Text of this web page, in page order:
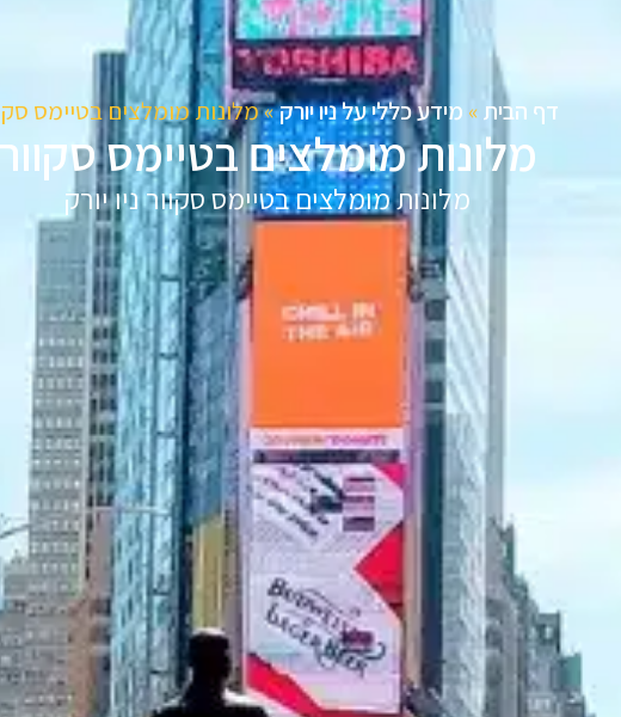
דף הבית» מידע כללי על ניו יורק»מלונות מומלצים בטיימס
מלונות מומלצים בטיימס
מלונות מומלצים בטיימס סקוור ניו יורק